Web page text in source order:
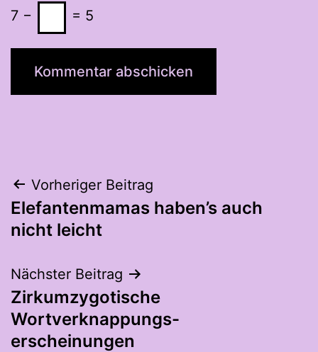
7 − = 5
Beitragsnavigation
Vorheriger Beitrag
Elefantenmamas haben’s auch
nicht leicht
Nächster Beitrag
Zirkumzygotische
Wortverknappungs-
erscheinungen